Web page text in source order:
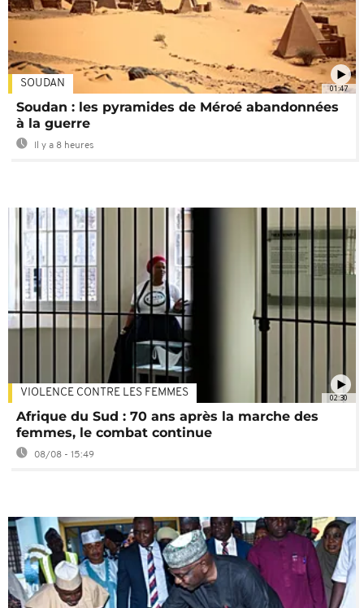
01:47
SOUDAN
Soudan : les pyramides de Méroé abandonnées
à la guerre
Il y a 8 heures
02:30
VIOLENCE CONTRE LES FEMMES
Afrique du Sud : 70 ans après la marche des
femmes, le combat continue
08/08 - 15:49